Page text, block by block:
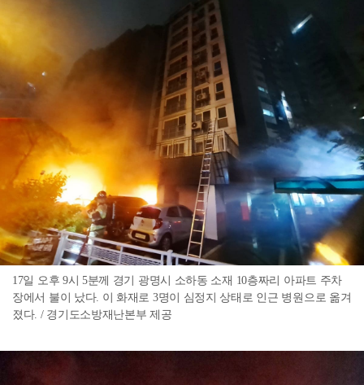
17일 오후 9시 5분께 경기 광명시 소하동 소재 10층짜리 아파트 주차
장에서 불이 났다. 이 화재로 3명이 심정지 상태로 인근 병원으로 옮겨
졌다. / 경기도소방재난본부 제공